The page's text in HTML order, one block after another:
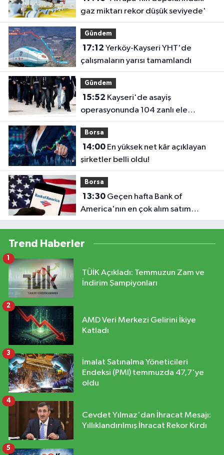
gaz miktarı rekor düşük seviyede'
Gündem
17:12
çalışmaların yarısı tamamlandı
Gündem
15:52
operasyonunda 104 zanlı ele
geçirildi
Borsa
14:00En yüksek net kâr açıklayan
şirketler belli oldu!
Borsa
13:30Geçen hafta Bank of
America'nın en çok alım satım
yaptığı hisseler
Trend Haberler
TÜİK Açıkladı: Temmuzun Zam ve
İndirim Şampiyonları
1
AMD Veri Merkezi Gelirini İkiye
Katladı
2
İmalat Satınalma Yöneticileri
Endeksi (PMI) temmuzda 47,7'ye
oldu
3
Cevdet Yılmaz'dan İhracat Mesajı:
Yıllıklandırılmış İhracat Rekor Kırdı
4
5